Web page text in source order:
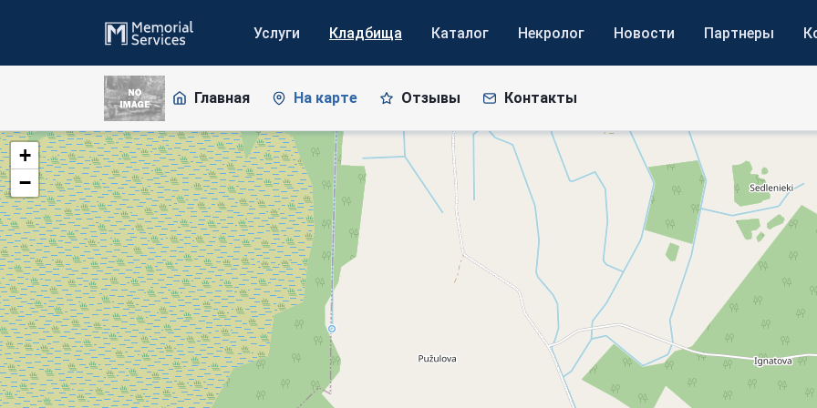
Услуги Кладбища Каталог Некролог Новости Партнеры
Главная На карте Отзывы Контакты
+
−